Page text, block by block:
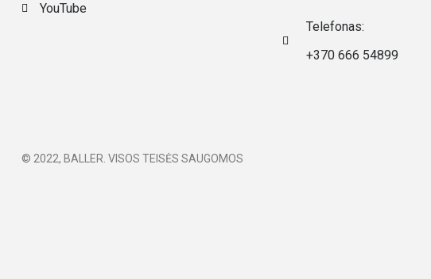
YouTube
Telefonas:
+370 666 54899
© 2022, BALLER. VISOS TEISĖS SAUGOMOS